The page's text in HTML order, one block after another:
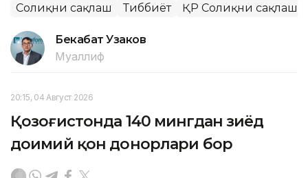
Соғлиқни сақлаш Тиббиёт ҚР Соғлиқни сақлаш
Бекабат Узаков
Муаллиф
20:15, 04 Август 2026
Қозоғистонда 140 мингдан зиёд
доимий қон донорлари бор